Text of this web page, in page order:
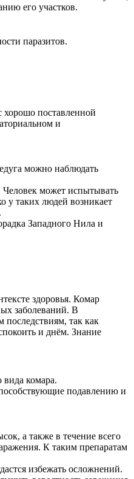
его участков.
паразитов.
хорошо поставленной
и
можно наблюдать
Человек может испытывать
у таких людей возникает
Западного Нила и
здоровья. Комар
заболеваний. В
так как
и днём. Знание
вида комара.
подавлению и
а также в течение всего
К таким препаратам
избежать осложнений.